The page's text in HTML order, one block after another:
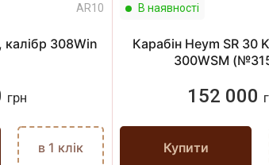
AR10
калібр 308Win
грн
в 1 клік
В наявності
Карабін Heym SR 30
300WSM
152 000
Купити